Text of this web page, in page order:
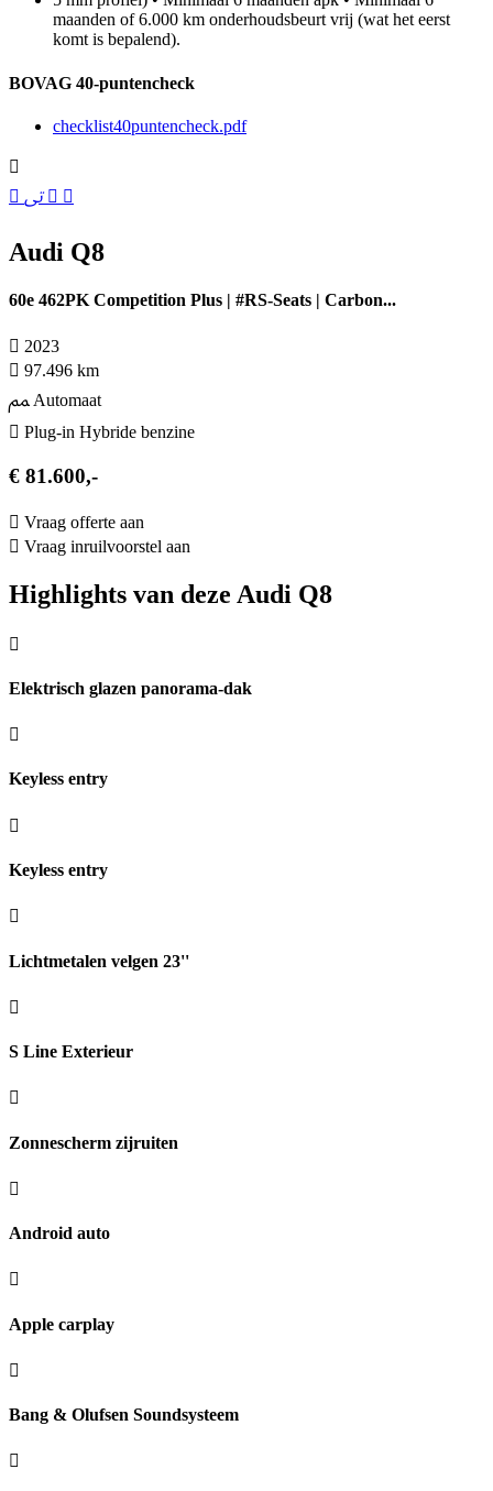
maanden of 6.000 km onderhoudsbeurt vrij (wat het eerst
komt is bepalend).
BOVAG 40-puntencheck
checklist40puntencheck.pdf
Audi Q8
60e 462PK Competition Plus | #RS-Seats | Carbon...
2023
97.496 km
Automaat
Plug-in Hybride benzine
€ 81.600,-
Vraag offerte aan
Vraag inruilvoorstel aan
Highlights van deze Audi Q8
Elektrisch glazen panorama-dak
Keyless entry
Keyless entry
Lichtmetalen velgen 23''
S Line Exterieur
Zonnescherm zijruiten
Android auto
Apple carplay
Bang & Olufsen Soundsysteem